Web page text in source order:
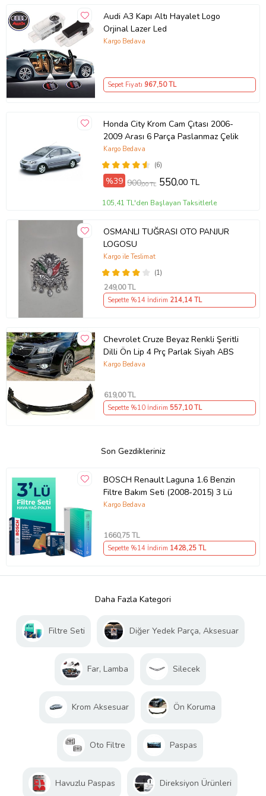
Audi A3 Kapı Altı Hayalet Logo
Orjinal Lazer Led
Kargo Bedava
Sepet Fiyatı 967,50 TL
Honda City Krom Cam Çıtası 2006-
2009 Arası 6 Parça Paslanmaz Çelik
(6)
Kargo Bedava
%39 900,00 TL 550,00 TL
105,41 TL'den Başlayan Taksitlerle
OSMANLI TUĞRASI OTO PANJUR
LOGOSU
(1)
Kargo ile Teslimat
249,00 TL
Sepette %14 İndirim 214,14 TL
Chevrolet Cruze Beyaz Renkli Şeritli
Dilli Ön Lip 4 Prç Parlak Siyah ABS
Kargo Bedava
619,00 TL
Sepette %10 İndirim 557,10 TL
Son Gezdikleriniz
BOSCH Renault Laguna 1.6 Benzin
Filtre Bakım Seti (2008-2015) 3 Lü
Kargo Bedava
1660,75 TL
Sepette %14 İndirim 1428,25 TL
Daha Fazla Kategori
Filtre Seti Diğer Yedek Parça, Aksesuar
Far, Lamba Silecek
Krom Aksesuar Ön Koruma
Oto Filtre Paspas
Havuzlu Paspas Direksiyon Ürünleri